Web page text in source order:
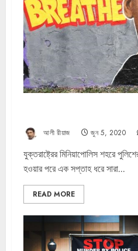
আলী রীয়াজ জুন 5, 2020
যুক্তরাষ্ট্রের মিনিয়াপোলিস শহরে
হওয়ার পরে এক সপ্তাহ ধরে সারা...
READ MORE